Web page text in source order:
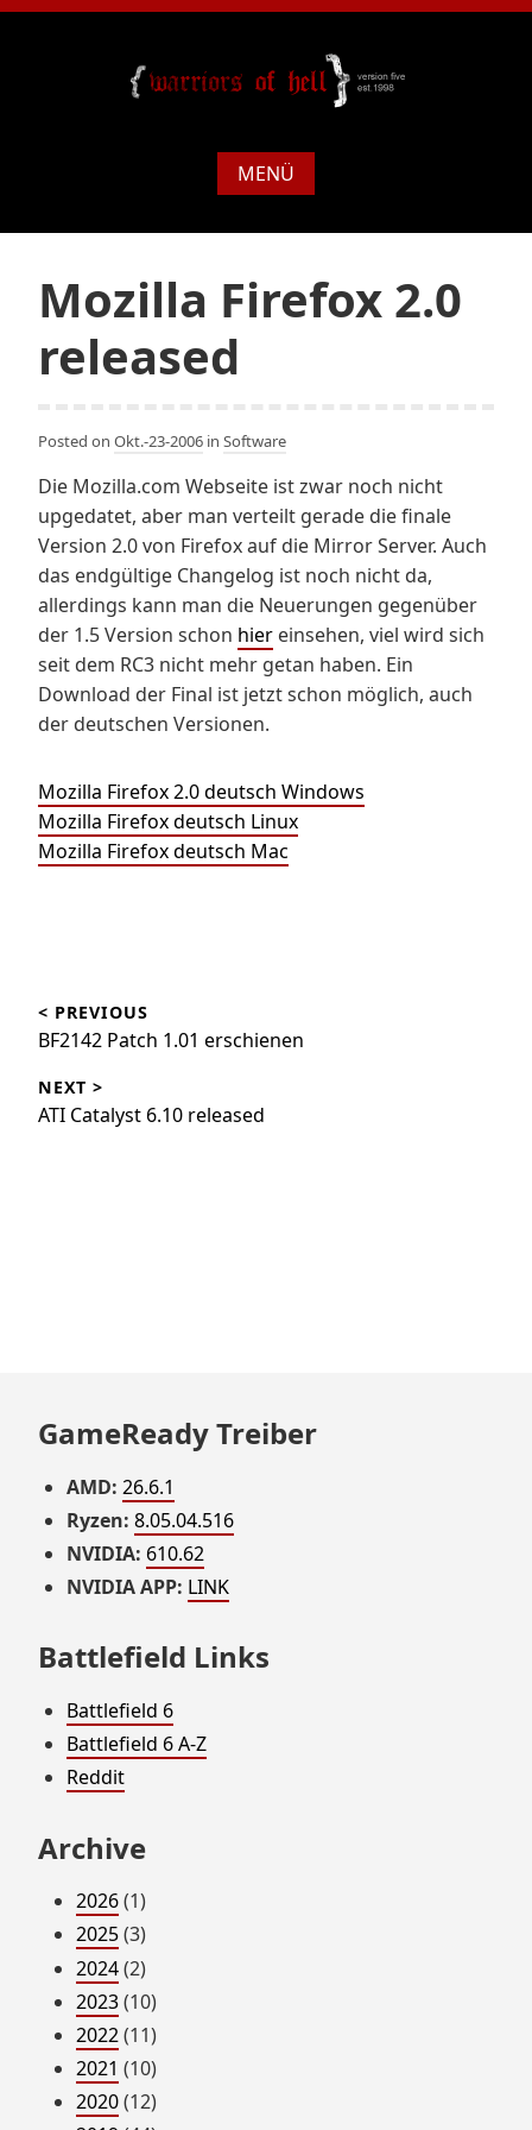
MENÜ
Mozilla Firefox 2.0
released
Posted on Okt.-23-2006 in Software
Die Mozilla.com Webseite ist zwar noch nicht
upgedatet, aber man verteilt gerade die finale
Version 2.0 von Firefox auf die Mirror Server. Auch
das endgültige Changelog ist noch nicht da,
allerdings kann man die Neuerungen gegenüber
der 1.5 Version schon hier einsehen, viel wird sich
seit dem RC3 nicht mehr getan haben. Ein
Download der Final ist jetzt schon möglich, auch
der deutschen Versionen.
Mozilla Firefox 2.0 deutsch Windows
Mozilla Firefox deutsch Linux
Mozilla Firefox deutsch Mac
< PREVIOUS
BF2142 Patch 1.01 erschienen
NEXT >
ATI Catalyst 6.10 released
GameReady Treiber
AMD: 26.6.1
Ryzen: 8.05.04.516
NVIDIA: 610.62
NVIDIA APP: LINK
Battlefield Links
Battlefield 6
Battlefield 6 A-Z
Reddit
Archive
2026(1)
2025(3)
2024(2)
2023(10)
2022(11)
2021 (10)
2020(12)